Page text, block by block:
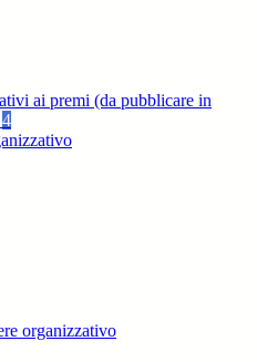
ai premi (da pubblicare in
4
organizzativo